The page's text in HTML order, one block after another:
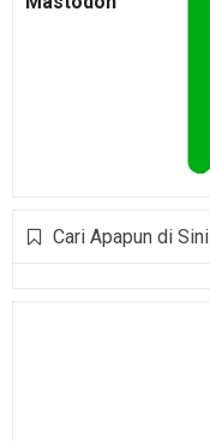
Cari Apapun di Sini